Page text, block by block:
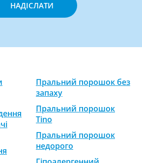
НАДІСЛАТИ
Пральний порошок без
запаху
Пральний порошок
Tino
Пральний порошок
недорого